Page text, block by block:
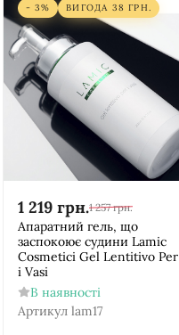
- 3% ВИГОДА 38 ГРН.
1 219 грн.1 257 грн.
Апаратний гель, що
заспокоює судини Lamic
Cosmetici Gel Lentitivo Per
i Vasi
В наявності
Артикул lam17